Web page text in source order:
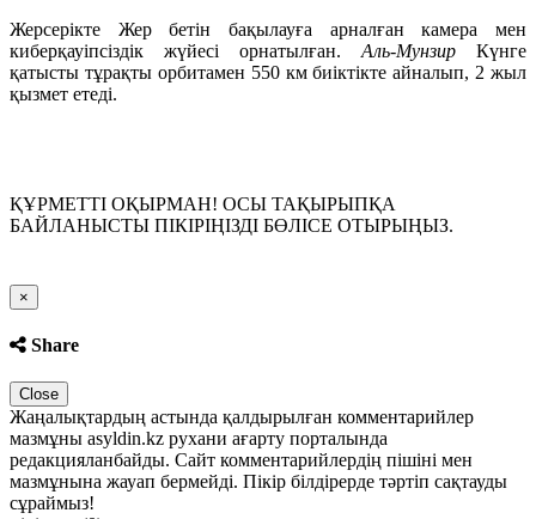
Жерсерікте Жер бетін бақылауға арналған камера мен
киберқауіпсіздік жүйесі орнатылған. Аль-Мунзир Күнге
қатысты тұрақты орбитамен 550 км биіктікте айналып, 2 жыл
қызмет етеді.
ҚҰРМЕТТІ ОҚЫРМАН! ОСЫ ТАҚЫРЫПҚА
БАЙЛАНЫСТЫ ПІКІРІҢІЗДІ БӨЛІСЕ ОТЫРЫҢЫЗ.
×
Share
Close
Жаңалықтардың астында қалдырылған комментарийлер
мазмұны asyldin.kz рухани ағарту порталында
редакцияланбайды. Сайт комментарийлердің пішіні мен
мазмұнына жауап бермейді. Пікір білдірерде тәртіп сақтауды
сұраймыз!